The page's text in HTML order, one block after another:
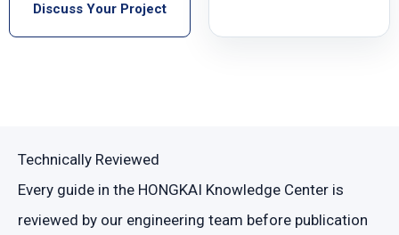
Discuss Your Project
Technically Reviewed
Every guide in the HONGKAI Knowledge Center is
reviewed by our engineering team before publication